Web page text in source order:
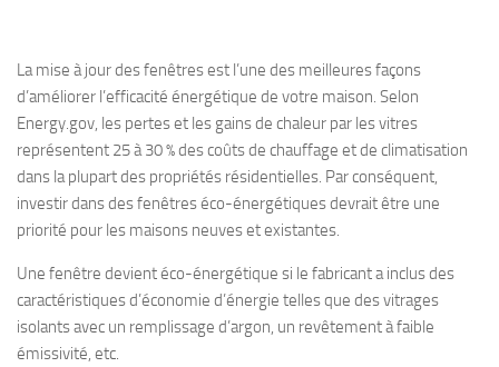
La mise à jour des fenêtres est l’une des meilleures façons
d’améliorer l’efficacité énergétique de votre maison. Selon
Energy.gov, les pertes et les gains de chaleur par les vitres
représentent 25 à 30 % des coûts de chauffage et de climatisation
dans la plupart des propriétés résidentielles. Par conséquent,
investir dans des fenêtres éco-énergétiques devrait être une
priorité pour les maisons neuves et existantes.
Une fenêtre devient éco-énergétique si le fabricant a inclus des
caractéristiques d’économie d’énergie telles que des vitrages
isolants avec un remplissage d’argon, un revêtement à faible
émissivité, etc.